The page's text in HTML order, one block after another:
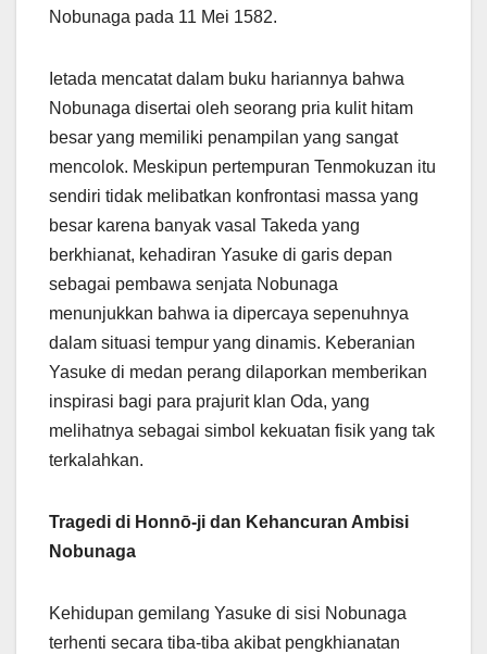
Nobunaga pada 11 Mei 1582.
Ietada mencatat dalam buku hariannya bahwa
Nobunaga disertai oleh seorang pria kulit hitam
besar yang memiliki penampilan yang sangat
mencolok. Meskipun pertempuran Tenmokuzan itu
sendiri tidak melibatkan konfrontasi massa yang
besar karena banyak vasal Takeda yang
berkhianat, kehadiran Yasuke di garis depan
sebagai pembawa senjata Nobunaga
menunjukkan bahwa ia dipercaya sepenuhnya
dalam situasi tempur yang dinamis. Keberanian
Yasuke di medan perang dilaporkan memberikan
inspirasi bagi para prajurit klan Oda, yang
melihatnya sebagai simbol kekuatan fisik yang tak
terkalahkan.
Tragedi di Honnō-ji dan Kehancuran Ambisi
Nobunaga
Kehidupan gemilang Yasuke di sisi Nobunaga
terhenti secara tiba-tiba akibat pengkhianatan